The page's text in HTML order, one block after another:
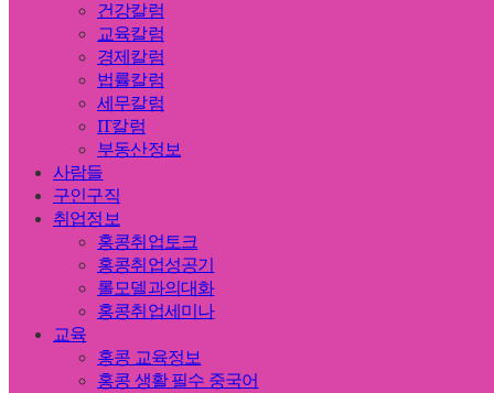
건강칼럼
교육칼럼
경제칼럼
법률칼럼
세무칼럼
IT칼럼
부동산정보
사람들
구인구직
취업정보
홍콩취업토크
홍콩취업성공기
롤모델과의대화
홍콩취업세미나
교육
홍콩 교육정보
홍콩 생활 필수 중국어